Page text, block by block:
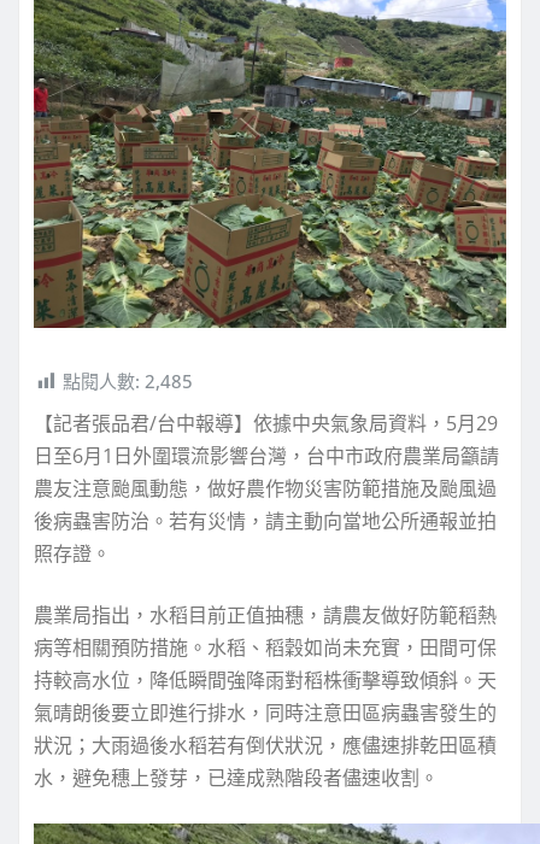
點閱人數: 2,485
【記者張品君/台中報導】依據中央氣象局資料，5月29
日至6月1日外圍環流影響台灣，台中市政府農業局籲請
農友注意颱風動態，做好農作物災害防範措施及颱風過
後病蟲害防治。若有災情，請主動向當地公所通報並拍
照存證。
農業局指出，水稻目前正值抽穗，請農友做好防範稻熱
病等相關預防措施。水稻、稻穀如尚未充實，田間可保
持較高水位，降低瞬間強降雨對稻株衝擊導致傾斜。天
氣晴朗後要立即進行排水，同時注意田區病蟲害發生的
狀況；大雨過後水稻若有倒伏狀況，應儘速排乾田區積
水，避免穗上發芽，已達成熟階段者儘速收割。